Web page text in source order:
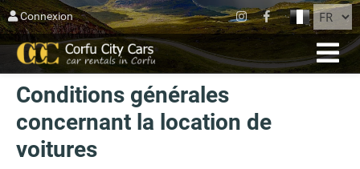
Connexion
FERMER
ACCUEIL
RÉSERVATION
FLOTTE
Conditions générales
concernant la location de
voitures